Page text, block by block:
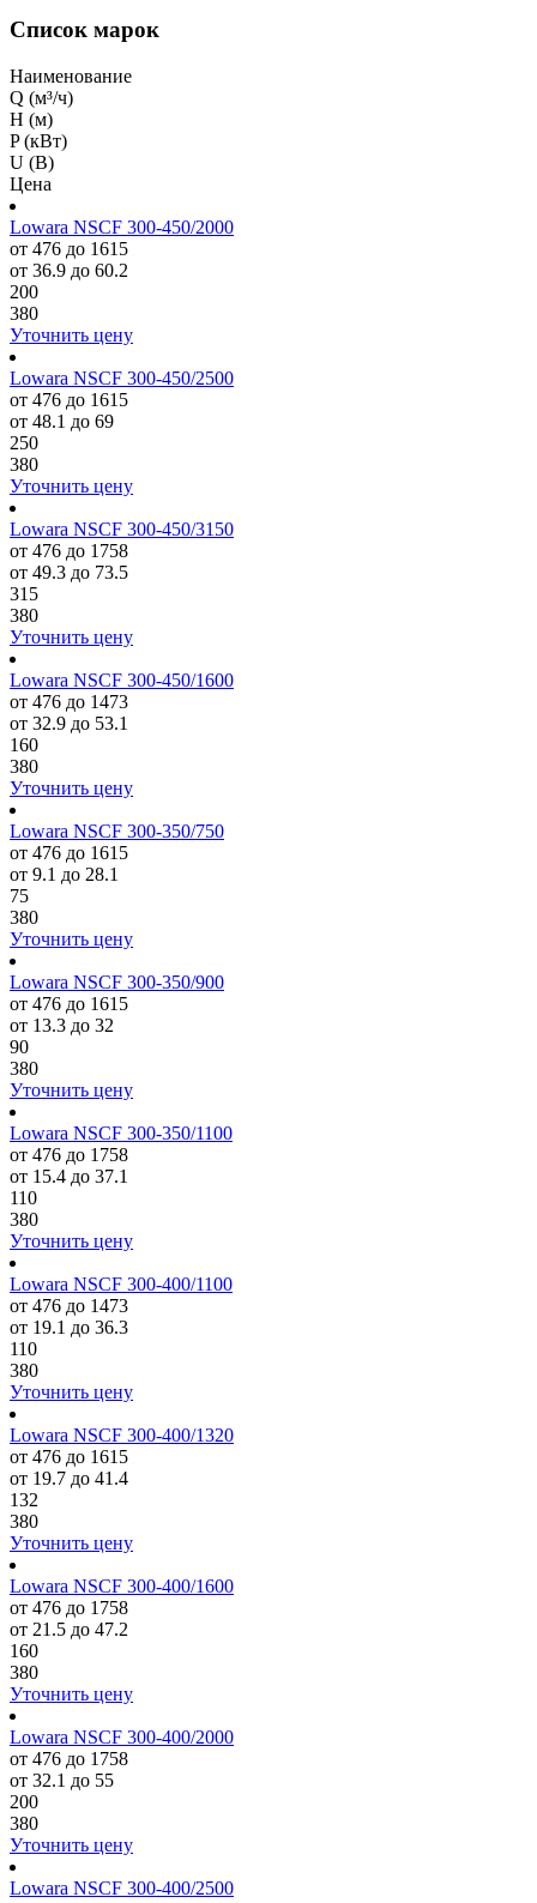
Список марок
Наименование
Q (м³/ч)
H (м)
P (кВт)
U (В)
Цена
Lowara NSCF 300-450/2000
от 476 до 1615
от 36.9 до 60.2
200
380
Уточнить цену
Lowara NSCF 300-450/2500
от 476 до 1615
от 48.1 до 69
250
380
Уточнить цену
Lowara NSCF 300-450/3150
от 476 до 1758
от 49.3 до 73.5
315
380
Уточнить цену
Lowara NSCF 300-450/1600
от 476 до 1473
от 32.9 до 53.1
160
380
Уточнить цену
Lowara NSCF 300-350/750
от 476 до 1615
от 9.1 до 28.1
75
380
Уточнить цену
Lowara NSCF 300-350/900
от 476 до 1615
от 13.3 до 32
90
380
Уточнить цену
Lowara NSCF 300-350/1100
от 476 до 1758
от 15.4 до 37.1
110
380
Уточнить цену
Lowara NSCF 300-400/1100
от 476 до 1473
от 19.1 до 36.3
110
380
Уточнить цену
Lowara NSCF 300-400/1320
от 476 до 1615
от 19.7 до 41.4
132
380
Уточнить цену
Lowara NSCF 300-400/1600
от 476 до 1758
от 21.5 до 47.2
160
380
Уточнить цену
Lowara NSCF 300-400/2000
от 476 до 1758
от 32.1 до 55
200
380
Уточнить цену
Lowara NSCF 300-400/2500